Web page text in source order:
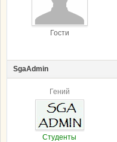
Гости
SgaAdmin
Гений
Студенты